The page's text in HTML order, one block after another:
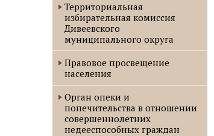
Территориальная
избирательная комиссия
Дивеевского
муниципального округа
Правовое просвещение
населения
Орган опеки и
попечительства в отношении
совершеннолетних
недееспособных граждан